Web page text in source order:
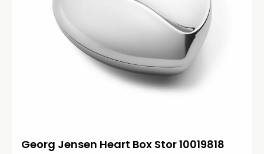
Georg Jensen Heart Box Stor 10019818